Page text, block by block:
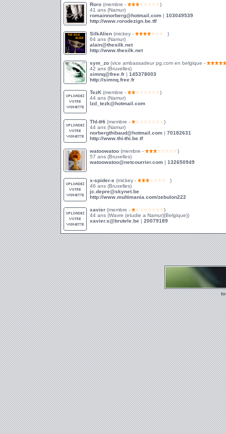
Roro (membre -
)
41 ans (Namur)
romainnorberg@hotmail.com | 103049539
http://www.rorodezign.be.tf/
SilkAlien (mickey -
)
64 ans (Namur)
alain@thesilk.net
http://www.thesilk.net
sym_zo (vice ambassadeur pg.com en belgique -
42 ans (Bruxelles)
simnq@free.fr | 145378003
http://simnq.free.fr
TezK (membre -
)
44 ans (Namur)
lzd_tezk@hotmail.com
ThI-tHi (membre -
)
44 ans (Namur)
norbergthibaud@hotmail.com | 70182631
http://www.thi-thi.be.tf
watoowatoo (membre -
)
57 ans (Bruxelles)
watoowatoo@netcourrier.com | 132650949
x-spider-x (mickey -
)
46 ans (Bruxelles)
jc.depre@skynet.be
http://www.multimania.com/zebulon222
xavier (membre -
)
44 ans (Wavre (etudie a Namur)(Belgique))
xavier.s@brutele.be | 20079189